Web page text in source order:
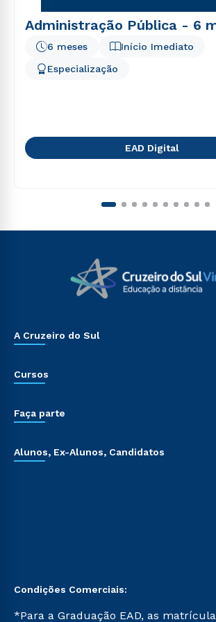
Administração Pública - 6
Início Imediato
6 meses
Especialização
EAD Digital
A Cruzeiro do Sul
Cursos
Faça parte
Alunos, Ex-Alunos, Candidatos
Condições Comerciais:
*Para a Graduação EAD, as